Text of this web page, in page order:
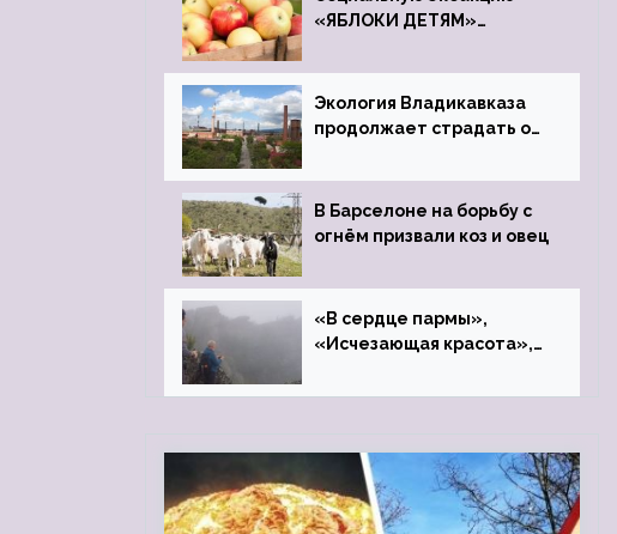
«ЯБЛОКИ ДЕТЯМ»
Экология Владикавказа
продолжает страдать от
завода
В Барселоне на борьбу с
огнём призвали коз и овец
«В сердце пармы»,
«Исчезающая красота»,